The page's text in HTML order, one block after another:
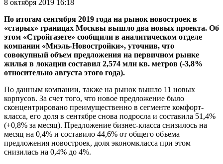
8 октября 2019 16:18
По итогам сентября 2019 года на рынок новостроек в
«старых» границах Москвы вышло два новых проекта. Об
этом «Стройгазете» сообщили в аналитическом отделе
компании «Миэль-Новостройки», уточнив, что
совокупный объем предложения на первичном рынке
жилья в локации составил 2,574 млн кв. метров (-3,8%
относительно августа этого года).
По данным компании, также на рынок вышло 11 новых
корпусов. За счет того, что новое предложение было
сконцентрировано преимущественно в сегменте комфорт-
класса, его доля в сентябре снова подросла и составила 51,4%
(+0,8% за месяц). Предложение бизнес-класса снизилось на
месяц на 0,4% и составило 44,6% от общего объема
предложения новостроек, доля экономкласса при этом
снизилась на 0,4% до 4%.